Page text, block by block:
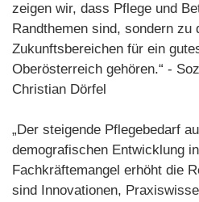
zeigen wir, dass Pflege und
Randthemen sind, sondern zu
Zukunftsbereichen für ein
Oberösterreich gehören.“ -
Christian Dörfel
„Der steigende Pflegebedarf
demografischen Entwicklung
Fachkräftemangel erhöht die
sind Innovationen,